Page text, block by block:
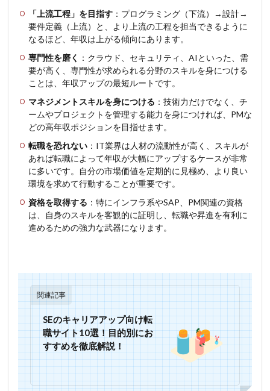
「上流工程」を目指す ：プログラミング（下流）→設計→
要件定義（上流）と、より上流の工程を担当できるように
なるほど、年収は上がる傾向にあります。
専門性を磨く ：クラウド、セキュリティ、AIといった、需
要が高く、専門性が求められる分野のスキルを身につける
ことは、年収アップの最短ルートです。
マネジメントスキルを身につける ：技術力だけでなく、チ
ームやプロジェクトを管理する能力を身につければ、PMな
どの高年収ポジションを目指せます。
転職を恐れない ：IT業界は人材の流動性が高く、スキルが
あれば転職によって年収が大幅にアップするケースが非常
に多いです。自分の市場価値を定期的に見極め、より良い
環境を求めて行動することが重要です。
資格を取得する ：特にインフラ系やSAP、PM関連の資格
は、自身のスキルを客観的に証明し、転職や昇進を有利に
進めるための強力な武器になります。
関連記事
SEのキャリアアップ向け転
職サイト10選！目的別にお
すすめを徹底解説！